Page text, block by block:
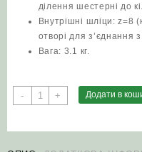
ділення шестерні до
Внутрішні шліци: z=8
отворі для з’єднання
Вага: 3.1 кг.
-
Блок
шестерень
+ Додати в